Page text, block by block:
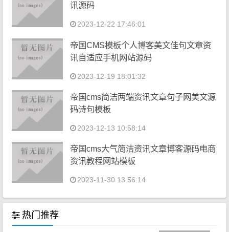
讯源码
2023-12-22 17:46:01
帝国CMS模板个人博客美文佳句文章资
讯自适应手机网站源码
2023-12-19 18:01:32
帝国cms简洁两端资讯文章句子网美文源
码诗句模板
2023-12-13 10:58:14
帝国cms大气简洁资讯文章博客源码电商
资讯教程网站模板
2023-11-30 13:56:14
热门推荐